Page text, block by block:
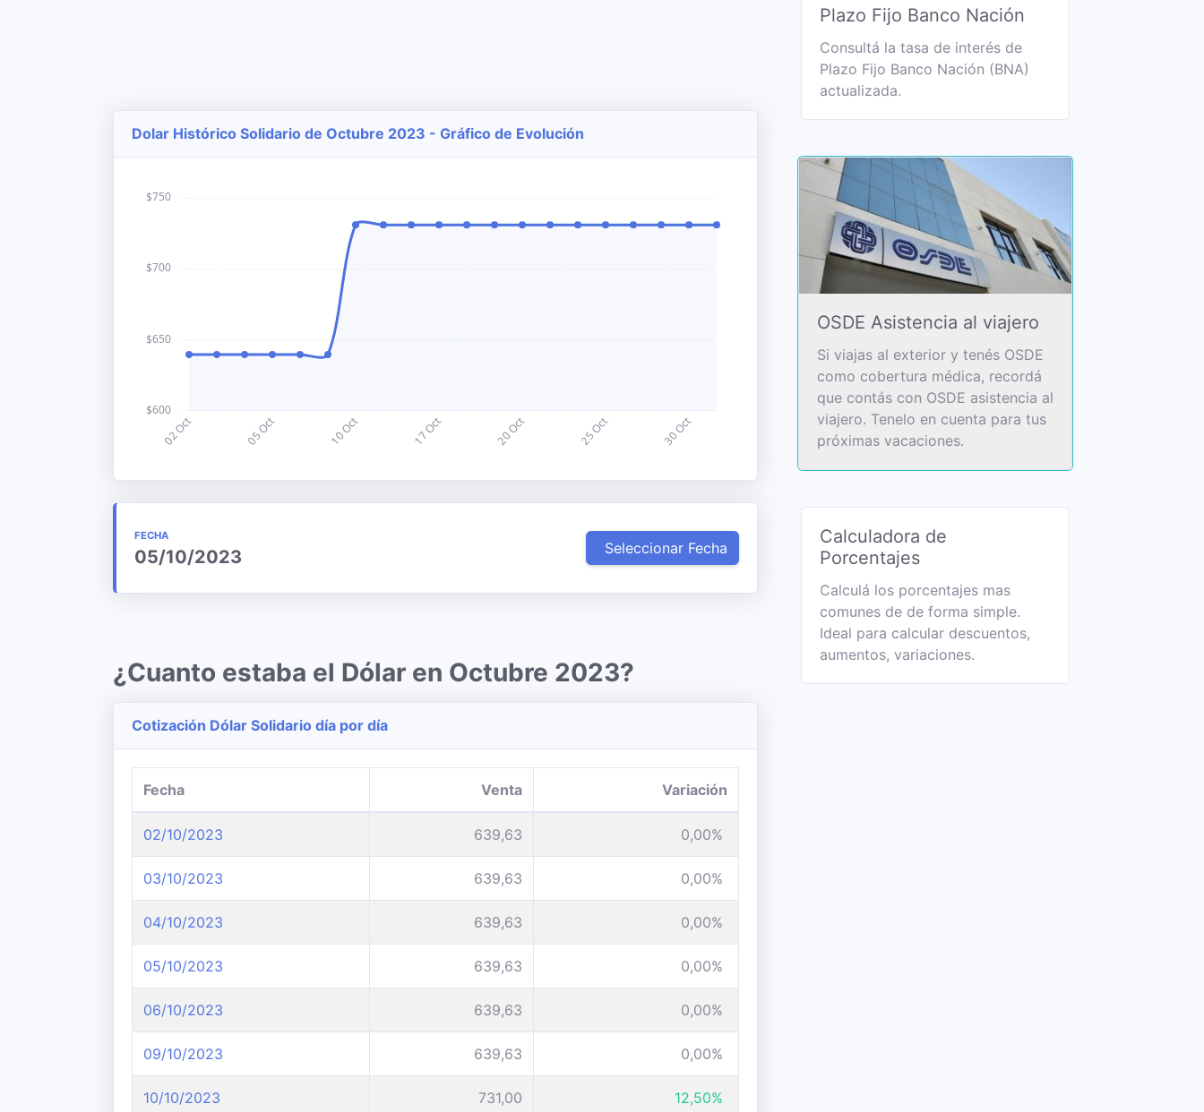
Dolar Histórico Solidario de Octubre 2023 - Gráfico de Evolución
FECHA
05/10/2023 Seleccionar Fecha
¿Cuanto estaba el Dólar en Octubre 2023?
Cotización Dólar Solidario día por día
Fecha Venta Variación
02/10/2023 639,63 0,00%
03/10/2023 639,63 0,00%
04/10/2023 639,63 0,00%
05/10/2023 639,63 0,00%
06/10/2023 639,63 0,00%
09/10/2023 639,63 0,00%
10/10/2023 731,00 12,50%
Plazo Fijo Banco Nación
Consultá la tasa de interés de
Plazo Fijo Banco Nación (BNA)
actualizada.
OSDE Asistencia al viajero
Si viajas al exterior y tenés OSDE
como cobertura médica, recordá
que contás con OSDE asistencia al
viajero. Tenelo en cuenta para tus
próximas vacaciones.
Calculadora de
Porcentajes
Calculá los porcentajes mas
comunes de de forma simple.
Ideal para calcular descuentos,
aumentos, variaciones.